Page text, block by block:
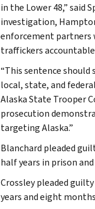
in the Lower 48,” said
investigation,
enforcement partners
traffickers
“This sentence should
local, state, and
Alaska State Trooper
prosecution
targeting Alaska.”
Blanchard pleaded
half years in prison and
Crossley pleaded
years and eight